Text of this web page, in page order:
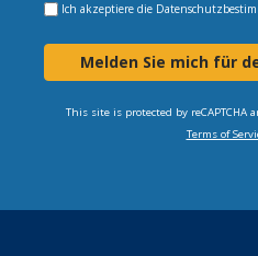
Ich akzeptiere die
Melden Sie mich für
This site is protected by reCAPTCHA
Terms of